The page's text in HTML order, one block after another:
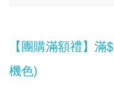
【團購滿額禮】
機色)